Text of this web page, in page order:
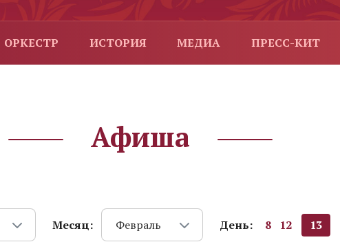
ОРКЕСТР ИСТОРИЯ МЕДИА ПРЕСС-КИТ
Афиша
Месяц: Февраль День: 8 12 13